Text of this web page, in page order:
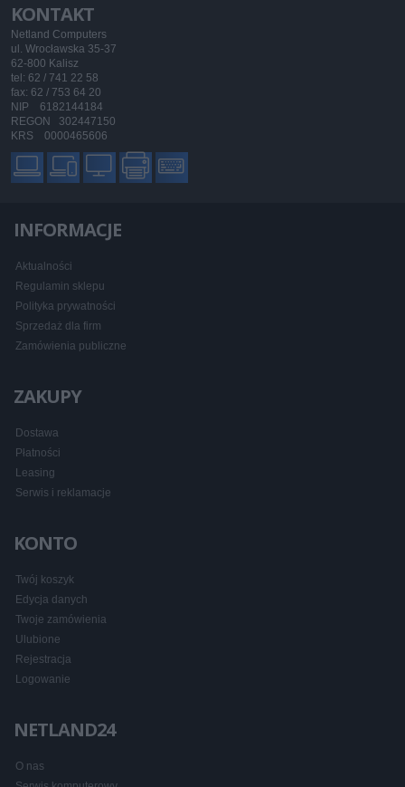
KONTAKT
Netland Computers
ul. Wrocławska 35-37
62-800 Kalisz
tel: 62 / 741 22 58
fax: 62 / 753 64 20
NIP 6182144184
REGON 302447150
KRS 0000465606
INFORMACJE
Aktualności
Regulamin sklepu
Polityka prywatności
Sprzedaż dla firm
Zamówienia publiczne
ZAKUPY
Dostawa
Płatności
Leasing
Serwis i reklamacje
KONTO
Twój koszyk
Edycja danych
Twoje zamówienia
Ulubione
Rejestracja
Logowanie
NETLAND24
O nas